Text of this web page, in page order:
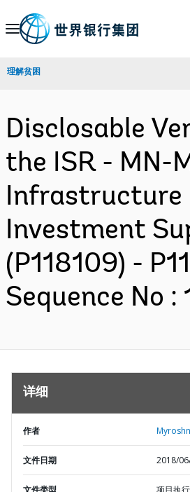
Skip
Navigation
理解贫困
Disclosable
the ISR - MN-
Infrastructure
Investment
(P118109) -
Sequence No :
详细
作者
文件日期 2018/
文件类型 项目执